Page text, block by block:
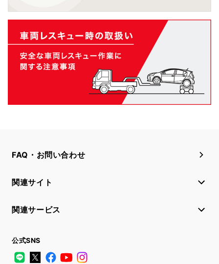
FAQ・お問い合わせ
関連サイト
関連サービス
公式SNS
LINE
X FacebookYouTube